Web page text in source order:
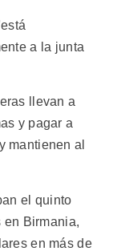
a la junta
llevan a
y pagar a
mantienen al
el quinto
en Birmania,
en más de